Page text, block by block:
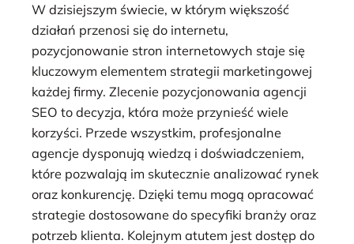
W dzisiejszym świecie, w którym większość
działań przenosi się do internetu,
pozycjonowanie stron internetowych staje się
kluczowym elementem strategii marketingowej
każdej firmy. Zlecenie pozycjonowania agencji
SEO to decyzja, która może przynieść wiele
korzyści. Przede wszystkim, profesjonalne
agencje dysponują wiedzą i doświadczeniem,
które pozwalają im skutecznie analizować rynek
oraz konkurencję. Dzięki temu mogą opracować
strategie dostosowane do specyfiki branży oraz
potrzeb klienta. Kolejnym atutem jest dostęp do